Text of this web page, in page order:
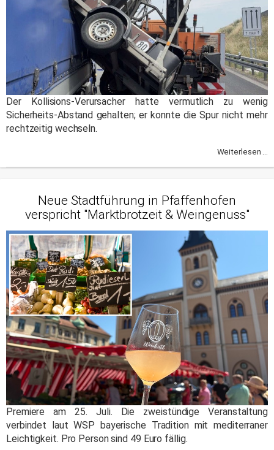
Der Kollisions-Verursacher hatte vermutlich zu wenig
Sicherheits-Abstand gehalten; er konnte die Spur nicht mehr
rechtzeitig wechseln.
Weiterlesen ...
Neue Stadtführung in Pfaffenhofen
verspricht "Marktbrotzeit & Weingenuss"
Premiere am 25. Juli. Die zweistündige Veranstaltung
verbindet laut WSP bayerische Tradition mit mediterraner
Leichtigkeit. Pro Person sind 49 Euro fällig.